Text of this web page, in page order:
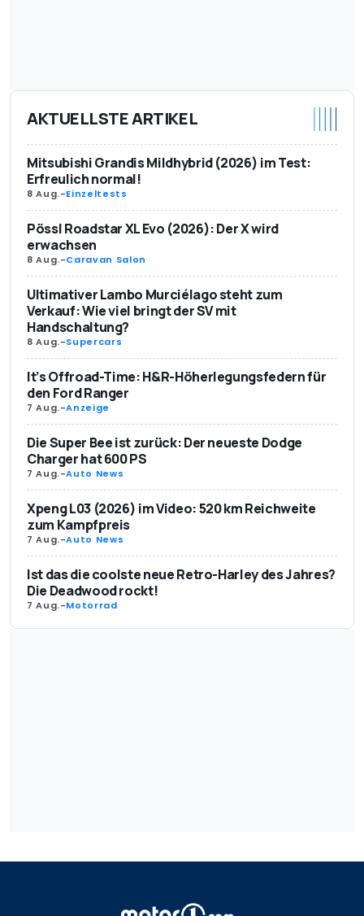
AKTUELLSTE ARTIKEL
Mitsubishi Grandis Mildhybrid (2026) im Test:
Erfreulich normal!
8 Aug.-Einzeltests
Pössl Roadstar XL Evo (2026): Der X wird
erwachsen
8 Aug.-Caravan Salon
Ultimativer Lambo Murciélago steht zum
Verkauf: Wie viel bringt der SV mit
Handschaltung?
8 Aug.-Supercars
It’s Offroad-Time: H&R-Höherlegungsfedern für
den Ford Ranger
7 Aug.-Anzeige
Die Super Bee ist zurück: Der neueste Dodge
Charger hat 600 PS
7 Aug.-Auto News
Xpeng L03 (2026) im Video: 520 km Reichweite
zum Kampfpreis
7 Aug.-Auto News
Ist das die coolste neue Retro-Harley des Jahres?
Die Deadwood rockt!
7 Aug.-Motorrad